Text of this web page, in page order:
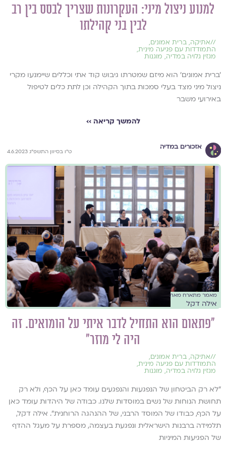
למנוע ניצול מיני: העקרונות שצריך לבסס בין רב
לבין בני קהילתו
//אתיקה, ברית אמונים,
התמודדות עם פגיעה מינית,
מגזין גלויה במדיה, מוגנות
'ברית אמונים' הוא מיזם שמטרתו גיבוש קוד אתי וכללים שיימנעו מקרי
ניצול מיני מצד בעלי סמכות בתוך הקהילה וכן לתת כלים לטיפול
באירועי משבר
להמשך קריאה ››
אזכורים במדיה
ט"ו בסיוון התשפ"ג 4.6.2023
מאמר מתארח מאת
אילה דקל
"פתאום הוא התחיל לדבר איתי על הומואים. זה
היה לי מוזר"
//אתיקה, ברית אמונים,
התמודדות עם פגיעה מינית,
מגזין גלויה במדיה, מוגנות
"לא רק הביטחון של הנפגעות והנפגעים עומד כאן על הכף, ולא רק
תחושת הנוחות של נשים במוסדות שלנו. כבודה של היהדות עומד כאן
על הכף, כבודו של המוסד הרבני, של ההנהגה הרוחנית". אילה דקל,
תלמידה ברבנות הישראלית ונפגעת בעצמה, מספרת על מעגל ההדף
של הפגיעות המיניות